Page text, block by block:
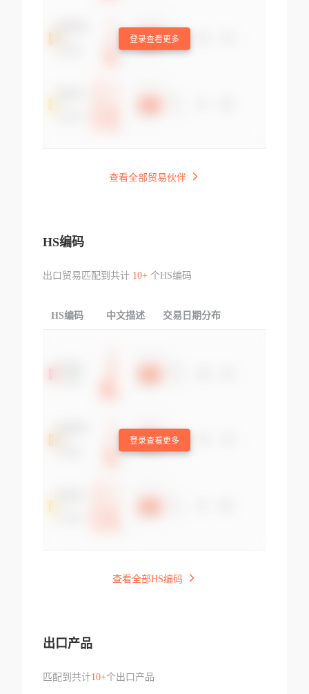
登录查看更多
查看全部贸易伙伴
HS编码
出口贸易匹配到共计 10+个HS编码
HS编码 中文描述 交易日期分布
登录查看更多
查看全部HS编码
出口产品
匹配到共计10+个出口产品